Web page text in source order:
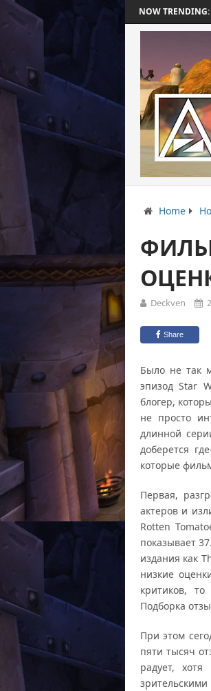
NOW TRENDING:
4: ВОЙНА, КОТОРАЯ ЗАКОНЧИЛАСЬ БЕЗ БИТВЫ
Home
Deckven
Share
Было не так
эпизод Star
блогер,
не просто
длинной
доберется
которые
Первая,
актеров и
Rotten
показывает
издания как
низкие
критиков,
Подборка
При этом
пяти тысяч
радует,